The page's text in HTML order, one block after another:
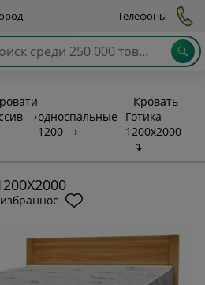
Телефоны
›
-
односпальные
1200
›
Кровать
Готика
1200х2000
↴